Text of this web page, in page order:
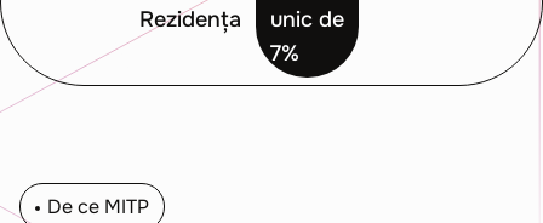
Rezidența
unic de
7%
De ce MITP